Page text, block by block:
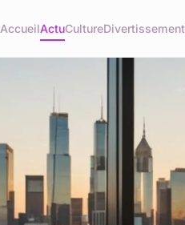
AccueilActuCultureDivertissement